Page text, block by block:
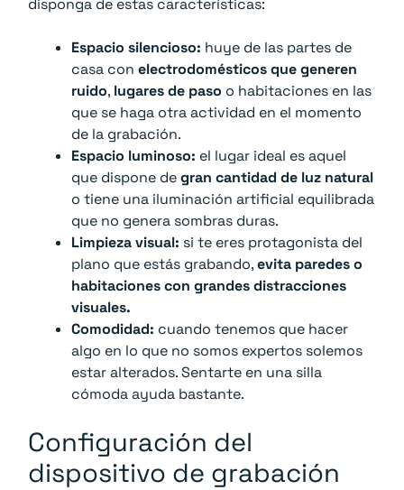
disponga de estas características:
Espacio silencioso: huye de las partes de
casa conelectrodomésticos que generen
ruido, lugares de paso o habitaciones en las
que se haga otra actividad en el momento
de la grabación.
Espacio luminoso: el lugar ideal es aquel
que dispone degran cantidad de luz natural
o tiene una iluminación artificial equilibrada
que no genera sombras duras.
Limpieza visual: si te eres protagonista del
plano que estás grabando,evita paredes o
habitaciones con grandes distracciones
visuales.
Comodidad: cuando tenemos que hacer
algo en lo que no somos expertos solemos
estar alterados. Sentarte en una silla
cómoda ayuda bastante.
Configuración del
dispositivo de grabación